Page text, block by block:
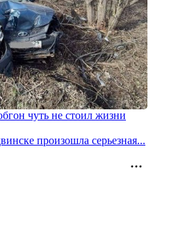
чуть не стоил жизни
произошла серьезная...